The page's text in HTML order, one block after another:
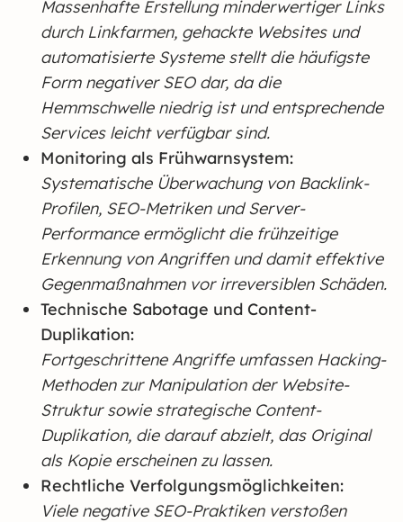
Massenhafte Erstellung minderwertiger Links
durch Linkfarmen, gehackte Websites und
automatisierte Systeme stellt die häufigste
Form negativer SEO dar, da die
Hemmschwelle niedrig ist und entsprechende
Services leicht verfügbar sind.
Monitoring als Frühwarnsystem:
Systematische Überwachung von Backlink-
Profilen, SEO-Metriken und Server-
Performance ermöglicht die frühzeitige
Erkennung von Angriffen und damit effektive
Gegenmaßnahmen vor irreversiblen Schäden.
Technische Sabotage und Content-
Duplikation:
Fortgeschrittene Angriffe umfassen Hacking-
Methoden zur Manipulation der Website-
Struktur sowie strategische Content-
Duplikation, die darauf abzielt, das Original
als Kopie erscheinen zu lassen.
Rechtliche Verfolgungsmöglichkeiten:
Viele negative SEO-Praktiken verstoßen